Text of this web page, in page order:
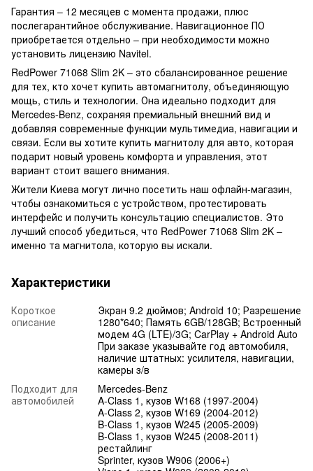
Гарантия – 12 месяцев с момента продажи, плюс
послегарантийное обслуживание. Навигационное ПО
приобретается отдельно – при необходимости можно
установить лицензию Navitel.
RedPower 71068 Slim 2K – это сбалансированное решение
для тех, кто хочет купить автомагнитолу, объединяющую
мощь, стиль и технологии. Она идеально подходит для
Mercedes-Benz, сохраняя премиальный внешний вид и
добавляя современные функции мультимедиа, навигации и
связи. Если вы хотите купить магнитолу для авто, которая
подарит новый уровень комфорта и управления, этот
вариант стоит вашего внимания.
Жители Киева могут лично посетить наш офлайн-магазин,
чтобы ознакомиться с устройством, протестировать
интерфейс и получить консультацию специалистов. Это
лучший способ убедиться, что RedPower 71068 Slim 2K –
именно та магнитола, которую вы искали.
Характеристики
Короткое
описание
Экран 9.2 дюймов; Android 10; Разрешение
1280*640; Память 6GB/128GB; Встроенный
модем 4G (LTE)/3G; CarPlay + Android Auto
При заказе указывайте год автомобиля,
наличие штатных: усилителя, навигации,
камеры з/в
Подходит для
автомобилей
Mercedes-Benz
A-Class 1, кузов W168 (1997-2004)
A-Class 2, кузов W169 (2004-2012)
B-Class 1, кузов W245 (2005-2009)
B-Class 1, кузов W245 (2008-2011)
рестайлинг
Sprinter, кузов W906 (2006+)